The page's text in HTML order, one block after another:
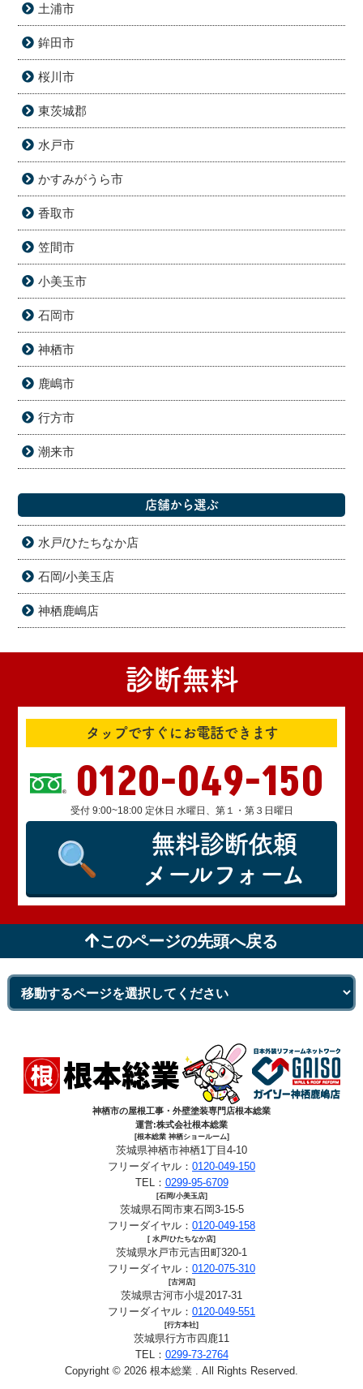
土浦市
鉾田市
桜川市
東茨城郡
水戸市
かすみがうら市
香取市
笠間市
小美玉市
石岡市
神栖市
鹿嶋市
行方市
潮来市
店舗から選ぶ
水戸/ひたちなか店
石岡/小美玉店
神栖鹿嶋店
診断無料
タップですぐにお電話できます
0120-049-150
受付 9:00~18:00 定休日 水曜日、第１・第３日曜日
無料診断依頼
メールフォーム
このページの先頭へ戻る
神栖市の屋根工事・外壁塗装専門店根本総業
運営:株式会社根本総業
[根本総業 神栖ショールーム]
茨城県神栖市神栖1丁目4-10
フリーダイヤル： 0120-049-150
TEL： 0299-95-6709
[石岡/小美玉店]
茨城県石岡市東石岡3-15-5
フリーダイヤル： 0120-049-158
[ 水戸/ひたちなか店]
茨城県水戸市元吉田町320-1
フリーダイヤル： 0120-075-310
[古河店]
茨城県古河市小堤2017-31
フリーダイヤル： 0120-049-551
[行方本社]
茨城県行方市四鹿11
TEL： 0299-73-2764
Copyright © 2026 根本総業 . All Rights Reserved.